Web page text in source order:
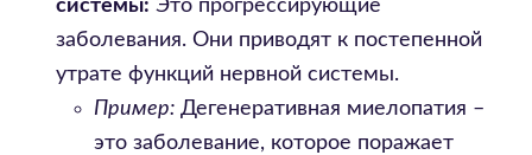
системы: Это прогрессирующие
заболевания. Они приводят к постепенной
утрате функций нервной системы.
Пример: Дегенеративная миелопатия –
это заболевание, которое поражает